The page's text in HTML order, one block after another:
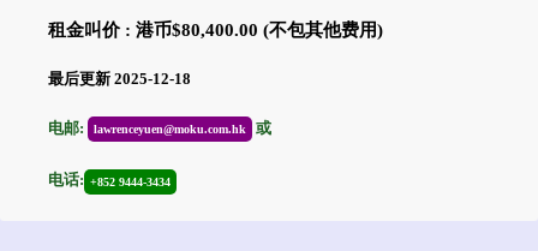
租金叫价 : 港币$80,400.00 (不包其他费用)
最后更新 2025-12-18
电邮: lawrenceyuen@moku.com.hk 或
电话: +852 9444-3434